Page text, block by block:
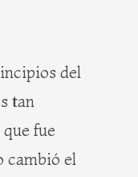
del
tan
fue
cambió el